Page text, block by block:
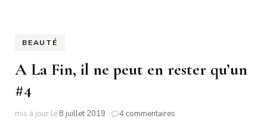
BEAUTÉ
A La Fin, il ne peut en rester qu’un
#4
mis à jour le 8 juillet 2019 4 commentaires